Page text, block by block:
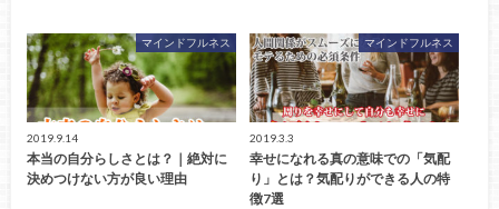
マインドフルネス
2019.9.14
本当の自分らしさとは？｜絶対に
決めつけない方が良い理由
マインドフルネス
2019.3.3
幸せになれる真の意味での「気配
り」とは？気配りができる人の特
徴7選